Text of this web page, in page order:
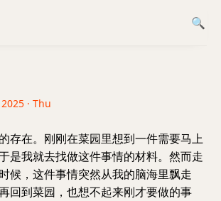
· Thu
存在。刚刚在菜园里想到一件需要马上
是我就去找做这件事情的材料。然而走
候，这件事情突然从我的脑海里飘走
回到菜园，也想不起来刚才要做的事